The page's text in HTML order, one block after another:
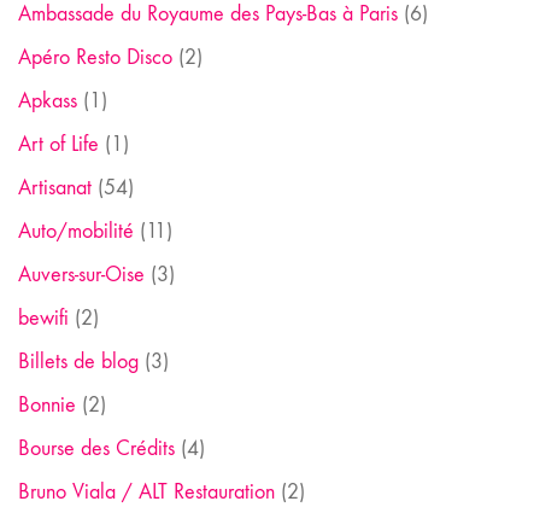
Ambassade du Royaume des Pays-Bas à Paris (6)
Apéro Resto Disco (2)
Apkass (1)
Art of Life (1)
Artisanat (54)
Auto/mobilité (11)
Auvers-sur-Oise (3)
bewifi (2)
Billets de blog (3)
Bonnie (2)
Bourse des Crédits (4)
Bruno Viala / ALT Restauration (2)